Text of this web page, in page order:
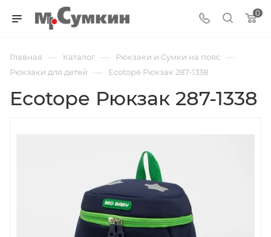
0
Главная — Каталог — Рюкзаки и Сумки на пояс —
Рюкзаки для детей — Ecotope Рюкзак 287-1338
Ecotope Рюкзак 287-1338